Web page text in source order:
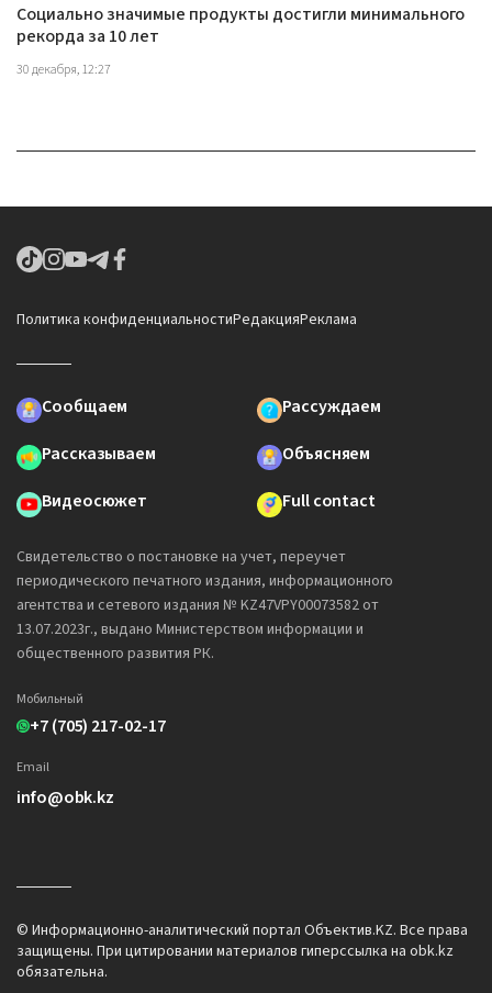
Социально значимые продукты достигли минимального
рекорда за 10 лет
30 декабря, 12:27
Политика конфиденциальностиРедакцияРеклама
Сообщаем
Рассуждаем
Рассказываем
Объясняем
Видеосюжет
Full contact
Свидетельство о постановке на учет, переучет
периодического печатного издания, информационного
агентства и сетевого издания № KZ47VPY00073582 от
13.07.2023г., выдано Министерством информации и
общественного развития РК.
Мобильный
+7 (705) 217-02-17
Email
info@obk.kz
© Информационно-аналитический портал Объектив.KZ. Все права
защищены. При цитировании материалов гиперссылка на obk.kz
обязательна.